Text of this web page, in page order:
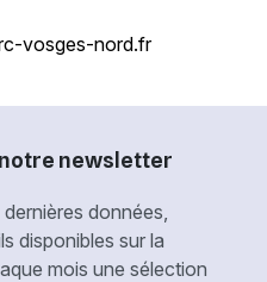
vosges-nord.fr
newsletter
données,
disponibles sur la
mois une sélection